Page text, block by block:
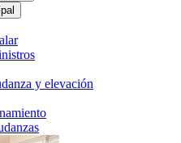
y elevación